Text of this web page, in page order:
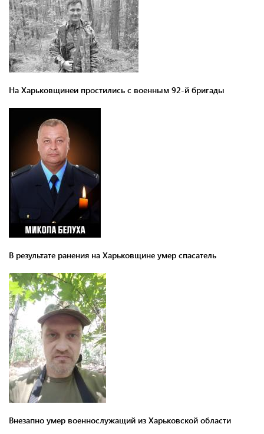
На Харьковщинеи простились с военным 92-й бригады
В результате ранения на Харьковщине умер спасатель
Внезапно умер военнослужащий из Харьковской области